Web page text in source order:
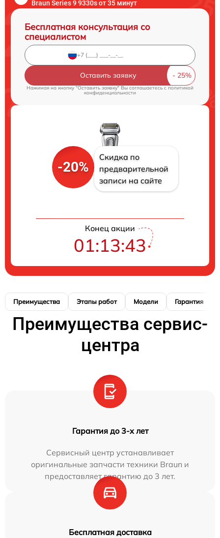
Braun Series 9 9330s от 35 минут
Бесплатная консультация со
специалистом
Оставить заявку
Нажимая на кнопку "Оставить заявку" Вы соглашаетесь cполитикой
конфиденциальности
-20%
Скидка по
предварительной
записи на сайте
Конец акции
01:13:42
Преимущества Этапы работ Модели Гарантия
Преимущества сервис-
центра
Гарантия до 3-х лет
Сервисный центр устанавливает
оригинальные запчасти техники Braun и
предоставляет гарантию до 3 лет.
Бесплатная доставка